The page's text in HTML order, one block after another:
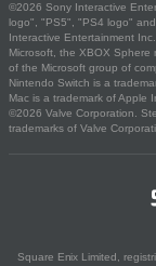
©2026 Sony Interactive
logo", "PS5", "PS4 logo"
Interactive Entertainment Inc.
Microsoft, the XBOX Sphere
of the Microsoft group of
Nintendo Switch is a
Mac is a trademark of Apple
©2026 Valve Corporation.
trademarks of Valve
Square Enix Limited,